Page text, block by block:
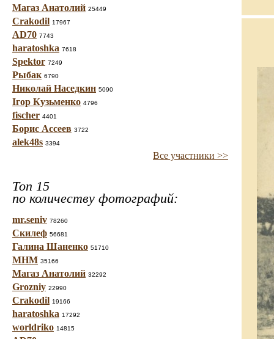
Магаз Анатолий 25449
Crakodil 17967
AD70 7743
haratoshka 7618
Spektor 7249
Рыбак 6790
Николай Наседкин 5090
Ігор Кузьменко 4796
fischer 4401
Борис Ассеев 3722
alek48s 3394
Все участники >>
Топ 15
по количеству фотографий:
mr.seniv 78260
Скилеф 56681
Галина Шаненко 51710
МНМ 35166
Магаз Анатолий 32292
Grozniy 22990
Crakodil 19166
haratoshka 17292
worldriko 14815